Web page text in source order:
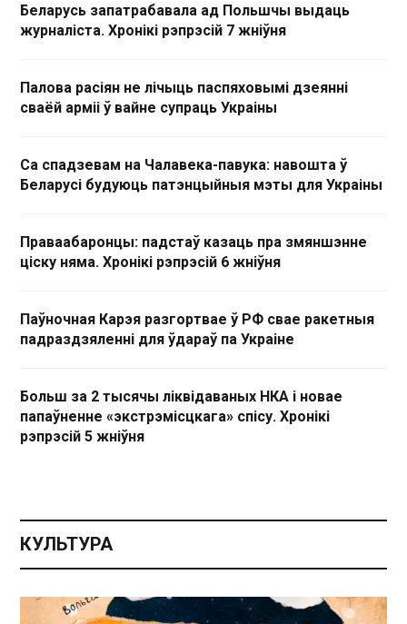
Беларусь запатрабавала ад Польшчы выдаць
журналіста. Хронікі рэпрэсій 7 жніўня
Палова расіян не лічыць паспяховымі дзеянні
сваёй арміі ў вайне супраць Украіны
Са спадзевам на Чалавека-павука: навошта ў
Беларусі будуюць патэнцыйныя мэты для Украіны
Праваабаронцы: падстаў казаць пра змяншэнне
ціску няма. Хронікі рэпрэсій 6 жніўня
Паўночная Карэя разгортвае ў РФ свае ракетныя
падраздзяленні для ўдараў па Украіне
Больш за 2 тысячы ліквідаваных НКА і новае
папаўненне «экстрэмісцкага» спісу. Хронікі
рэпрэсій 5 жніўня
КУЛЬТУРА